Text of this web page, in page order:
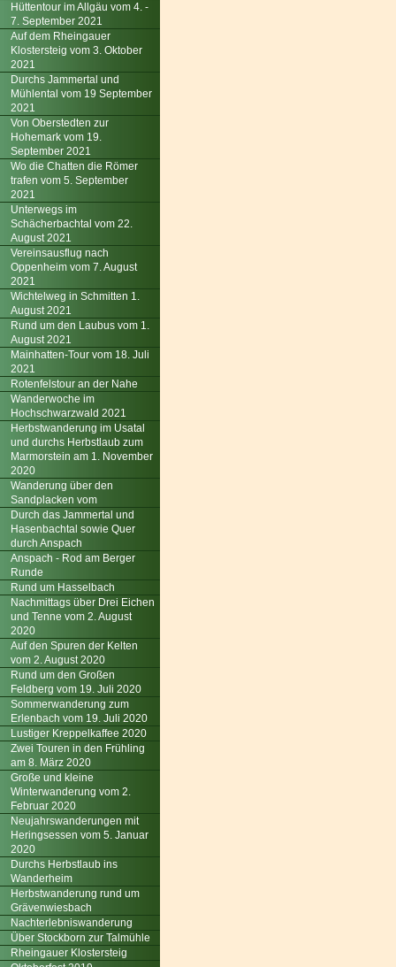
Hüttentour im Allgäu vom 4. -
7. September 2021
Auf dem Rheingauer
Klostersteig vom 3. Oktober
2021
Durchs Jammertal und
Mühlental vom 19 September
2021
Von Oberstedten zur
Hohemark vom 19.
September 2021
Wo die Chatten die Römer
trafen vom 5. September
2021
Unterwegs im
Schächerbachtal vom 22.
August 2021
Vereinsausflug nach
Oppenheim vom 7. August
2021
Wichtelweg in Schmitten 1.
August 2021
Rund um den Laubus vom 1.
August 2021
Mainhatten-Tour vom 18. Juli
2021
Rotenfelstour an der Nahe
Wanderwoche im
Hochschwarzwald 2021
Herbstwanderung im Usatal
und durchs Herbstlaub zum
Marmorstein am 1. November
2020
Wanderung über den
Sandplacken vom
Durch das Jammertal und
Hasenbachtal sowie Quer
durch Anspach
Anspach - Rod am Berger
Runde
Rund um Hasselbach
Nachmittags über Drei Eichen
und Tenne vom 2. August
2020
Auf den Spuren der Kelten
vom 2. August 2020
Rund um den Großen
Feldberg vom 19. Juli 2020
Sommerwanderung zum
Erlenbach vom 19. Juli 2020
Lustiger Kreppelkaffee 2020
Zwei Touren in den Frühling
am 8. März 2020
Große und kleine
Winterwanderung vom 2.
Februar 2020
Neujahrswanderungen mit
Heringsessen vom 5. Januar
2020
Durchs Herbstlaub ins
Wanderheim
Herbstwanderung rund um
Grävenwiesbach
Nachterlebniswanderung
Über Stockborn zur Talmühle
Rheingauer Klostersteig